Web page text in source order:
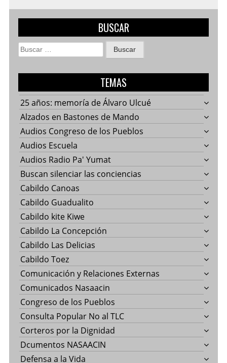
BUSCAR
Buscar:
TEMAS
25 años: memoría de Álvaro Ulcué
Alzados en Bastones de Mando
Audios Congreso de los Pueblos
Audios Escuela
Audios Radio Pa' Yumat
Buscan silenciar las conciencias
Cabildo Canoas
Cabildo Guadualito
Cabildo kite Kiwe
Cabildo La Concepción
Cabildo Las Delicias
Cabildo Toez
Comunicación y Relaciones Externas
Comunicados Nasaacin
Congreso de los Pueblos
Consulta Popular No al TLC
Corteros por la Dignidad
Dcumentos NASAACIN
Defensa a la Vida